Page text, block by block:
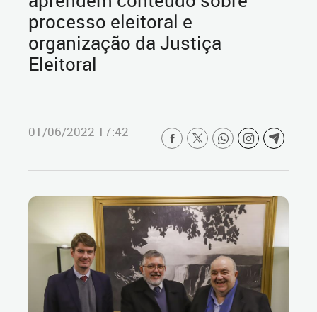
processo eleitoral e
organização da Justiça
Eleitoral
01/06/2022 17:42